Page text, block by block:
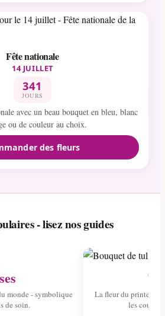
Fête nationale
14 JUILLET
341
JOURS
avec un beau bouquet en bleu, blanc
ou de couleur au choix.
des fleurs
- lisez nos guides
monde - symbolique
de soin.
La fleur du
les